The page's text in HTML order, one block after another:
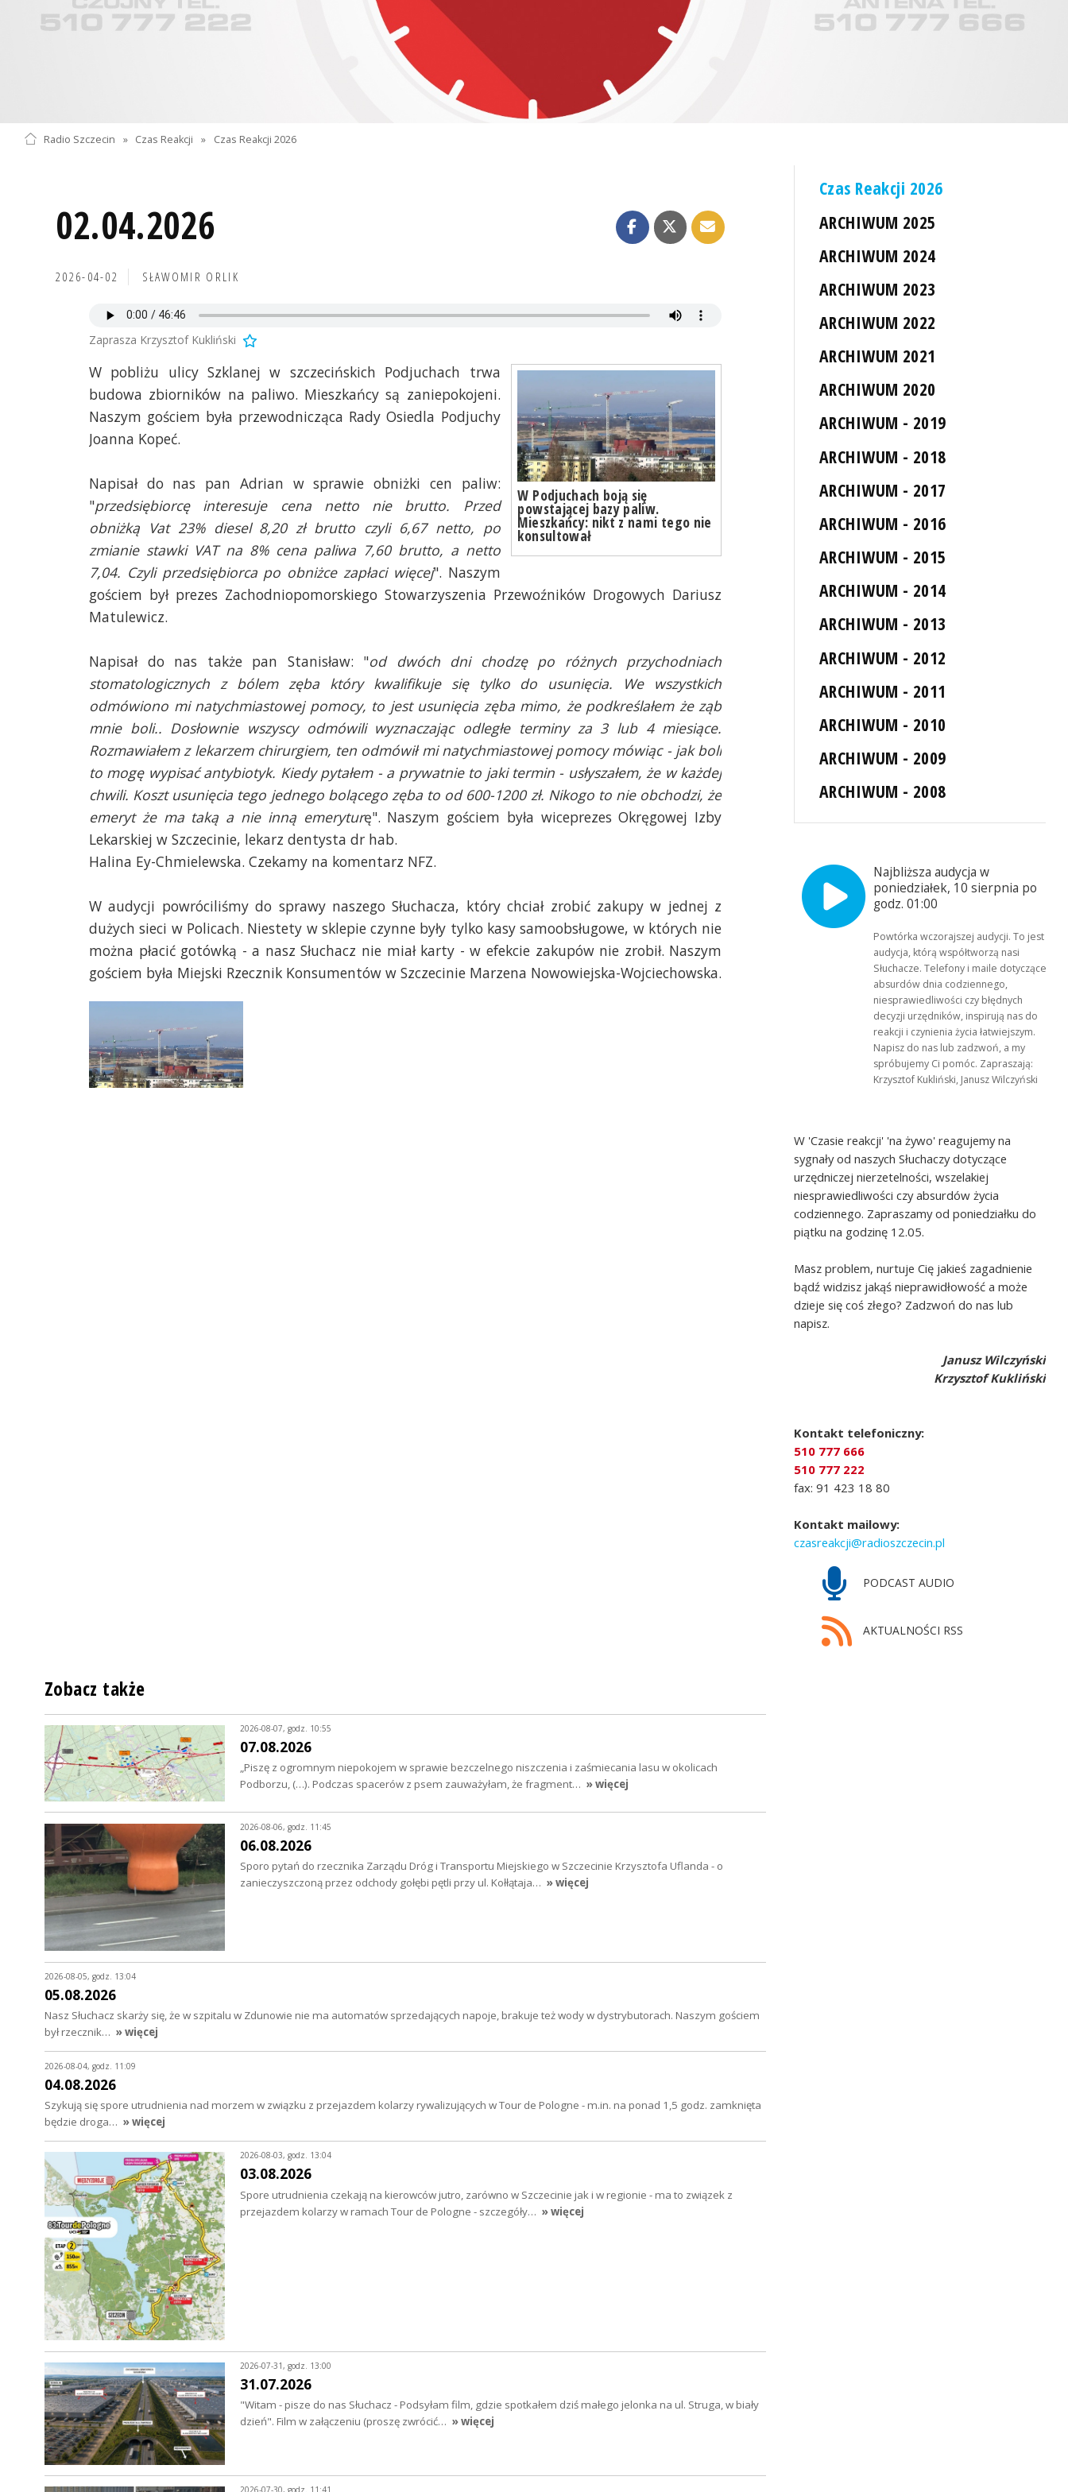
Radio Szczecin » Czas Reakcji » Czas Reakcji 2026
02.04.2026
2026-04-02 SŁAWOMIR ORLIK
Zaprasza Krzysztof Kukliński
W Podjuchach boją się
powstającej bazy paliw.
Mieszkańcy: nikt z nami tego nie
konsultował
W pobliżu ulicy Szklanej w szczecińskich Podjuchach trwa
budowa zbiorników na paliwo. Mieszkańcy są zaniepokojeni.
Naszym gościem była przewodnicząca Rady Osiedla Podjuchy
Joanna Kopeć.
Napisał do nas pan Adrian w sprawie obniżki cen paliw:
"przedsiębiorcę interesuje cena netto nie brutto. Przed
obniżką Vat 23% diesel 8,20 zł brutto czyli 6,67 netto, po
zmianie stawki VAT na 8% cena paliwa 7,60 brutto, a netto
7,04. Czyli przedsiębiorca po obniżce zapłaci więcej". Naszym
gościem był prezes Zachodniopomorskiego Stowarzyszenia Przewoźników Drogowych Dariusz
Matulewicz.
Napisał do nas także pan Stanisław: "od dwóch dni chodzę po różnych przychodniach
stomatologicznych z bólem zęba który kwalifikuje się tylko do usunięcia. We wszystkich
odmówiono mi natychmiastowej pomocy, to jest usunięcia zęba mimo, że podkreślałem że ząb
mnie boli.. Dosłownie wszyscy odmówili wyznaczając odległe terminy za 3 lub 4 miesiące.
Rozmawiałem z lekarzem chirurgiem, ten odmówił mi natychmiastowej pomocy mówiąc - jak boli
to mogę wypisać antybiotyk. Kiedy pytałem - a prywatnie to jaki termin - usłyszałem, że w każdej
chwili. Koszt usunięcia tego jednego bolącego zęba to od 600-1200 zł. Nikogo to nie obchodzi, że
emeryt że ma taką a nie inną emeryturę". Naszym gościem była wiceprezes Okręgowej Izby
Lekarskiej w Szczecinie, lekarz dentysta dr hab.
Halina Ey-Chmielewska. Czekamy na komentarz NFZ.
W audycji powróciliśmy do sprawy naszego Słuchacza, który chciał zrobić zakupy w jednej z
dużych sieci w Policach. Niestety w sklepie czynne były tylko kasy samoobsługowe, w których nie
można płacić gotówką - a nasz Słuchacz nie miał karty - w efekcie zakupów nie zrobił. Naszym
gościem była Miejski Rzecznik Konsumentów w Szczecinie Marzena Nowowiejska-Wojciechowska.
Czas Reakcji 2026
ARCHIWUM 2025
ARCHIWUM 2024
ARCHIWUM 2023
ARCHIWUM 2022
ARCHIWUM 2021
ARCHIWUM 2020
ARCHIWUM - 2019
ARCHIWUM - 2018
ARCHIWUM - 2017
ARCHIWUM - 2016
ARCHIWUM - 2015
ARCHIWUM - 2014
ARCHIWUM - 2013
ARCHIWUM - 2012
ARCHIWUM - 2011
ARCHIWUM - 2010
ARCHIWUM - 2009
ARCHIWUM - 2008
Najbliższa audycja w
poniedziałek, 10 sierpnia po
godz. 01:00
Powtórka wczorajszej audycji. To jest
audycja, którą współtworzą nasi
Słuchacze. Telefony i maile dotyczące
absurdów dnia codziennego,
niesprawiedliwości czy błędnych
decyzji urzędników, inspirują nas do
reakcji i czynienia życia łatwiejszym.
Napisz do nas lub zadzwoń, a my
spróbujemy Ci pomóc. Zapraszają:
Krzysztof Kukliński, Janusz Wilczyński
W 'Czasie reakcji' 'na żywo' reagujemy na
sygnały od naszych Słuchaczy dotyczące
urzędniczej nierzetelności, wszelakiej
niesprawiedliwości czy absurdów życia
codziennego. Zapraszamy od poniedziałku do
piątku na godzinę 12.05.
Masz problem, nurtuje Cię jakieś zagadnienie
bądź widzisz jakąś nieprawidłowość a może
dzieje się coś złego? Zadzwoń do nas lub
napisz.
Janusz Wilczyński
Krzysztof Kukliński
Kontakt telefoniczny:
510 777 666
510 777 222
fax: 91 423 18 80
Kontakt mailowy:
czasreakcji@radioszczecin.pl
PODCAST AUDIO
AKTUALNOŚCI RSS
Zobacz także
2026-08-07, godz. 10:55
07.08.2026
„Piszę z ogromnym niepokojem w sprawie bezczelnego niszczenia i zaśmiecania lasu w okolicach
Podborzu, (…). Podczas spacerów z psem zauważyłam, że fragment… » więcej
2026-08-06, godz. 11:45
06.08.2026
Sporo pytań do rzecznika Zarządu Dróg i Transportu Miejskiego w Szczecinie Krzysztofa Uflanda - o
zanieczyszczoną przez odchody gołębi pętli przy ul. Kołłątaja… » więcej
2026-08-05, godz. 13:04
05.08.2026
Nasz Słuchacz skarży się, że w szpitalu w Zdunowie nie ma automatów sprzedających napoje, brakuje też wody w dystrybutorach. Naszym gościem
był rzecznik… » więcej
2026-08-04, godz. 11:09
04.08.2026
Szykują się spore utrudnienia nad morzem w związku z przejazdem kolarzy rywalizujących w Tour de Pologne - m.in. na ponad 1,5 godz. zamknięta
będzie droga… » więcej
2026-08-03, godz. 13:04
03.08.2026
Spore utrudnienia czekają na kierowców jutro, zarówno w Szczecinie jak i w regionie - ma to związek z
przejazdem kolarzy w ramach Tour de Pologne - szczegóły… » więcej
2026-07-31, godz. 13:00
31.07.2026
"Witam - pisze do nas Słuchacz - Podsyłam film, gdzie spotkałem dziś małego jelonka na ul. Struga, w biały
dzień". Film w załączeniu (proszę zwrócić… » więcej